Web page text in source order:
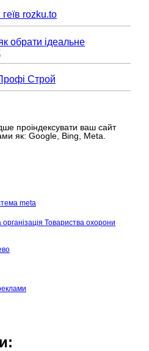
rozku.to
обрати ідеальне
Строй
проіндексувати ваш сайт
як: Google, Bing, Meta.
meta
Товариства охорони